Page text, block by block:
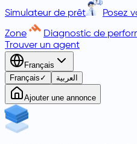
Simulateur de prêt Posez
Zone
Diagnostic de
Trouver un agent
Français
Français ✓ العربية
Ajouter une annonce